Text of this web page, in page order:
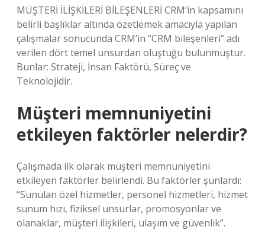
MÜŞTERİ İLİŞKİLERİ BİLEŞENLERİ CRM’in kapsamını
belirli başlıklar altında özetlemek amacıyla yapılan
çalışmalar sonucunda CRM’in “CRM bileşenleri” adı
verilen dört temel unsurdan oluştuğu bulunmuştur.
Bunlar: Strateji, İnsan Faktörü, Süreç ve
Teknolojidir.
Müşteri memnuniyetini
etkileyen faktörler nelerdir?
Çalışmada ilk olarak müşteri memnuniyetini
etkileyen faktörler belirlendi. Bu faktörler şunlardı:
“Sunulan özel hizmetler, personel hizmetleri, hizmet
sunum hızı, fiziksel unsurlar, promosyonlar ve
olanaklar, müşteri ilişkileri, ulaşım ve güvenlik”.